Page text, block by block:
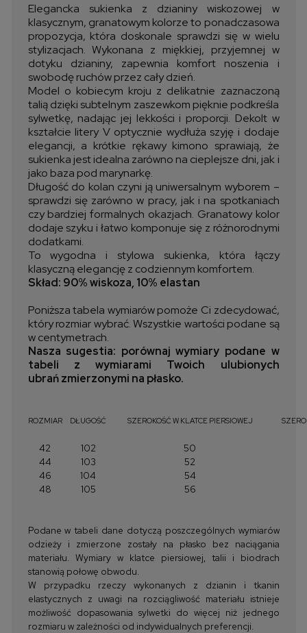
Elegancka sukienka z dzianiny wiskozowej w
klasycznym, granatowym kolorze to ponadczasowa
propozycja, która doskonale sprawdzi się w wielu
stylizacjach. Wykonana z miękkiej, przyjemnej w
dotyku dzianiny, zapewnia komfort noszenia i
swobodę ruchów przez cały dzień.
Model o kobiecym kroju z delikatnie zaznaczoną
talią dzięki subtelnym zaszewkom pięknie podkreśla
sylwetkę, nadając jej lekkości i proporcji. Dekolt w
kształcie litery V optycznie wydłuża szyję i dodaje
elegancji, a krótkie rękawy kimono sprawiają, że
sukienka jest idealna zarówno na cieplejsze dni, jak i
jako baza pod marynarkę.
Długość do kolan czyni ją uniwersalnym wyborem –
sprawdzi się zarówno w pracy, jak i na spotkaniach
czy bardziej formalnych okazjach. Granatowy kolor
dodaje szyku i łatwo komponuje się z różnorodnymi
dodatkami.
To wygodna i stylowa sukienka, która łączy
klasyczną elegancję z codziennym komfortem.
Skład: 90% wiskoza, 10% elastan
Poniższa tabela wymiarów pomoże Ci zdecydować,
który rozmiar wybrać. Wszystkie wartości podane są
w centymetrach.
Nasza sugestia: porównaj wymiary podane w
tabeli z wymiarami Twoich ulubionych
ubrań zmierzonymi na płasko.
ROZMIAR DŁUGOŚĆ SZEROKOŚĆ W KLATCE PIERSIOWEJ
42 102
50
44
103
52
46
104
54
48
105 56
Podane w tabeli dane dotyczą poszczególnych wymiarów
odzieży i zmierzone zostały na płasko bez naciągania
materiału. Wymiary w klatce piersiowej, talii i biodrach
stanowią połowę obwodu.
W przypadku rzeczy wykonanych z dzianin i tkanin
elastycznych z uwagi na rozciągliwość materiału istnieje
możliwość dopasowania sylwetki do więcej niż jednego
rozmiaru w zależności od indywidualnych preferencji.